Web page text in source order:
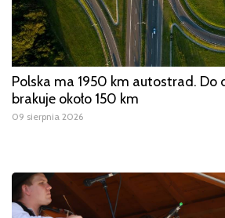
Polska ma 1950 km autostrad. Do
brakuje około 150 km
09 sierpnia 2026